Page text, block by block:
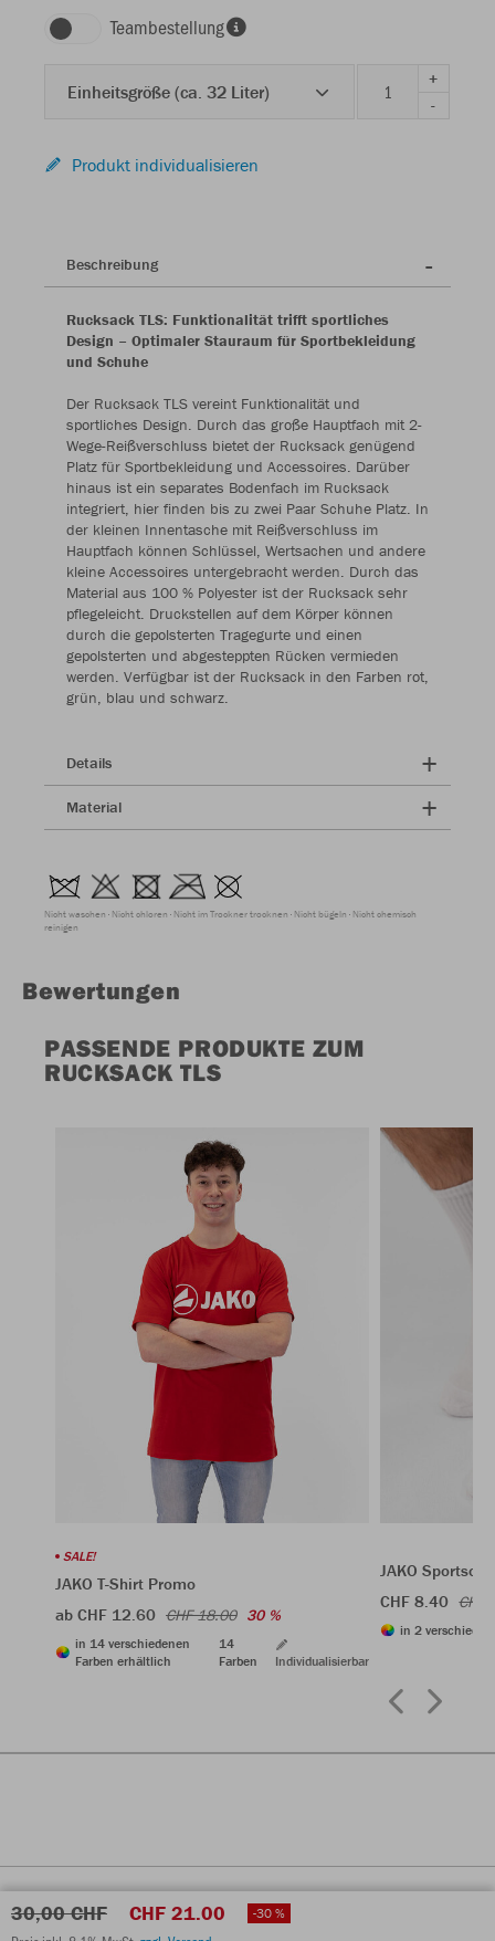
Teambestellung
Einheitsgröße (ca. 32 Liter)
+
-
Produkt individualisieren
30,00 CHF CHF 21.00 -30 %
Beschreibung
Rucksack TLS: Funktionalität trifft sportliches
Design – Optimaler Stauraum für Sportbekleidung
und Schuhe
Der Rucksack TLS vereint Funktionalität und
sportliches Design. Durch das große Hauptfach mit 2-
Wege-Reißverschluss bietet der Rucksack genügend
Platz für Sportbekleidung und Accessoires. Darüber
hinaus ist ein separates Bodenfach im Rucksack
integriert, hier finden bis zu zwei Paar Schuhe Platz. In
der kleinen Innentasche mit Reißverschluss im
Hauptfach können Schlüssel, Wertsachen und andere
kleine Accessoires untergebracht werden. Durch das
Material aus 100 % Polyester ist der Rucksack sehr
pflegeleicht. Druckstellen auf dem Körper können
durch die gepolsterten Tragegurte und einen
gepolsterten und abgesteppten Rücken vermieden
werden. Verfügbar ist der Rucksack in den Farben rot,
grün, blau und schwarz.
Details
Material
Nicht waschen Nicht chloren Nicht im Trockner trocknen Nicht bügeln Nicht chemisch
reinigen
Bewertungen
PASSENDE PRODUKTE ZUM
RUCKSACK TLS
SALE!
JAKO T-Shirt Promo
ab CHF 12.60 CHF 18.00 30 %
in 14 verschiedenen
Farben erhältlich
14
Farben
Individualisierbar
JAKO
CHF 8.40 CHF
in 2